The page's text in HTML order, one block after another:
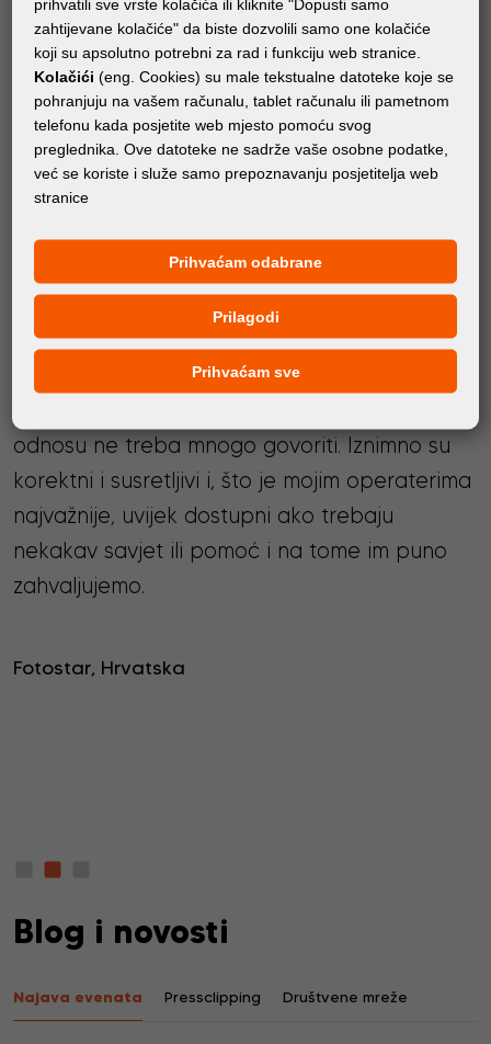
partnerima.
PRATI FORTUNA DIGITAL GROUP
KLIJENTI O NAMA
S tvrtkom Fortuna Digital surađujemo dugi niz
odnosu ne treba mnogo govoriti. Iznimno su
korektni i susretljivi i, što je mojim operaterima
najvažnije, uvijek dostupni ako trebaju
nekakav savjet ili pomoć i na tome im puno
zahvaljujemo.
Fotostar, Hrvatska
Blog i novosti
Najava evenata Pressclipping Društvene mreže
prihvatili sve vrste kolačića ili kliknite "Dopusti samo
zahtijevane kolačiće" da biste dozvolili samo one kolačiće
koji su apsolutno potrebni za rad i funkciju web stranice.
Kolačići (eng. Cookies) su male tekstualne datoteke koje se
pohranjuju na vašem računalu, tablet računalu ili pametnom
telefonu kada posjetite web mjesto pomoću svog
preglednika. Ove datoteke ne sadrže vaše osobne podatke,
već se koriste i služe samo prepoznavanju posjetitelja web
stranice
Prihvaćam odabrane
Prilagodi
Prihvaćam sve